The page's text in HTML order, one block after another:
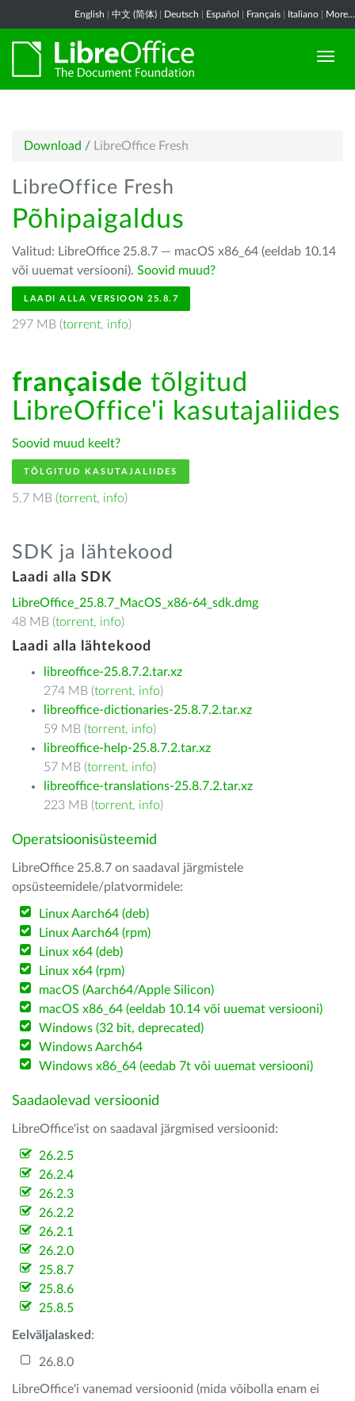
English 中文 (简体) Deutsch Español Français Italiano More...
Download / LibreOffice Fresh
LibreOffice Fresh
Põhipaigaldus
Valitud: LibreOffice 25.8.7 — macOS x86_64 (eeldab 10.14
või uuemat versiooni). Soovid muud?
LAADI ALLA VERSIOON 25.8.7
297 MB (torrent, info)
françaisde tõlgitud
LibreOffice'i kasutajaliides
Soovid muud keelt?
TÕLGITUD KASUTAJALIIDES
5.7 MB (torrent, info)
SDK ja lähtekood
Laadi alla SDK
LibreOffice_25.8.7_MacOS_x86-64_sdk.dmg
48 MB (torrent, info)
Laadi alla lähtekood
libreoffice-25.8.7.2.tar.xz
274 MB (torrent, info)
libreoffice-dictionaries-25.8.7.2.tar.xz
59 MB (torrent, info)
libreoffice-help-25.8.7.2.tar.xz
57 MB (torrent, info)
libreoffice-translations-25.8.7.2.tar.xz
223 MB (torrent, info)
Operatsioonisüsteemid
LibreOffice 25.8.7 on saadaval järgmistele
opsüsteemidele/platvormidele:
Linux Aarch64 (deb)
Linux Aarch64 (rpm)
Linux x64 (deb)
Linux x64 (rpm)
macOS (Aarch64/Apple Silicon)
macOS x86_64 (eeldab 10.14 või uuemat versiooni)
Windows (32 bit, deprecated)
Windows Aarch64
Windows x86_64 (eedab 7t või uuemat versiooni)
Saadaolevad versioonid
LibreOffice'ist on saadaval järgmised versioonid:
26.2.5
26.2.4
26.2.3
26.2.2
26.2.1
26.2.0
25.8.7
25.8.6
25.8.5
Eelväljalasked :
26.8.0
LibreOffice'i vanemad versioonid (mida võibolla enam ei